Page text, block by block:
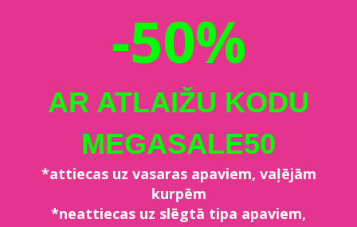
-50%
AR ATLAIŽU KODU
MEGASALE50
*attiecas uz vasaras apaviem, vaļējām
kurpēm
*neattiecas uz slēgtā tipa apaviem,